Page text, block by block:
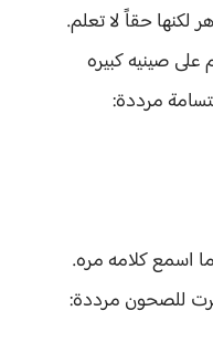
لكنها حقاً لا تعلم.
صينيه كبيره
مرددة:
اسمع كلامه مره.
للصحون مرددة: